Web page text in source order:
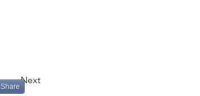
Next
Share